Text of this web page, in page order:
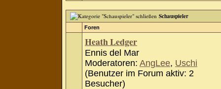
Schauspieler
Foren
Heath Ledger
Ennis del Mar
Moderatoren: AngLee, Uschi
(Benutzer im Forum aktiv: 2
Besucher)